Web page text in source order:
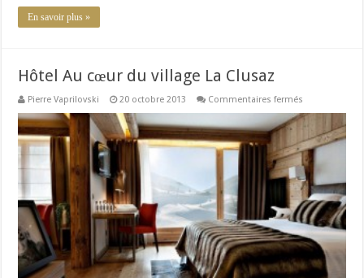
En savoir plus »
Hôtel Au cœur du village La Clusaz
Pierre Vaprilovski 20 octobre 2013 Commentaires fermés
Au
du
village
La
Clusaz